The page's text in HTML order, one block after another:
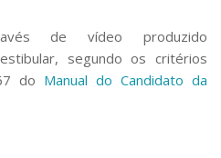
de vídeo produzido
segundo os critérios
do Manual do Candidato da